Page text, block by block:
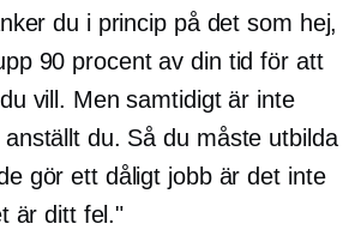
du i princip på det som hej,
90 procent av din tid för att
vill. Men samtidigt är inte
du. Så du måste utbilda
gör ett dåligt jobb är det inte
är ditt fel."